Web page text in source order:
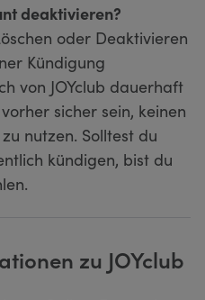
deaktivieren?
oder Deaktivieren
Kündigung
von JOYclub dauerhaft
sicher sein, keinen
nutzen. Solltest du
kündigen, bist du
zu JOYclub